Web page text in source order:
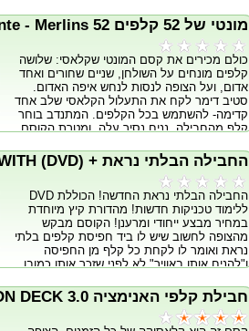
להחליף קלף בעוד החבילה היא בידי מישהו
אחר! מכילה 2 חפיסות קלפי בייסיקל מיוחדים ו-
DVD באורך מלא!
מונטי של 52 קלפים 52 Card Monte - Merlins-
כולם מכירים את קסם המונטי שקלאסי: שלושה
קלפים מונחים על השולחן, שניים שחורים ואחד
אדום, ועל הצופה לנסות לנחש איפה האדום.
סטיב דימר לקח את התעלול הקלאסי שלב אחד
קדימה- להשתמש בכל הקלפים. המתנדב בוחר
קלף מהחבילה, נניח נסיך עלה, ומטרת הקוסם
הקלף כל פעם הקוסם מוצא אותו! ברגע
שהמתנדב כבר לא מסוגל להאמין למה שהוא
רואה הקוסם מתוודה לפניו שהוא רימה, ושבעצם
כל הקלפים הם אותו הקלף. הוא פורש את
הקלפים על השולחן וכולם 5 יהלום חוץ מהקלף
הנבחר! קסם מדהים וקל לביצוע.
החבילה הבלתי נראת + (INVISIBLE DECK WITH (DVD
החבילה הבלתי נראת החדשה! הכוללת DVD
ללימוד טכניקות חדשות! מהדורת קיץ מיוחדת
במחיר מבצע ייחודי ומרענן! הקוסם מבקש
מהצופה לחשוב שיש לו ביד חפיסת קלפים בלתי
נראת ואומר לו לקחת כל קלף מן החפיסה
ו"להניח אותו באוויר" לא לפני שזכר אותו כמובן.
הקלף ולהכניס אותו איפשהו בחפיסה אשר
"נמצאת בידו". לאחר שעשה זאת, הקוסם מצהיר
כי אתמול בלילה הוא קם ללא מודע והפך קלף
חבילת קלפי האנימציה 3.0 MAGIC CARTOON DECK